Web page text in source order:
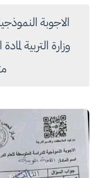
الاجوبة
وزارة التربية